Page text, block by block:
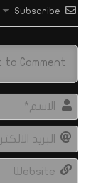
Subscribe